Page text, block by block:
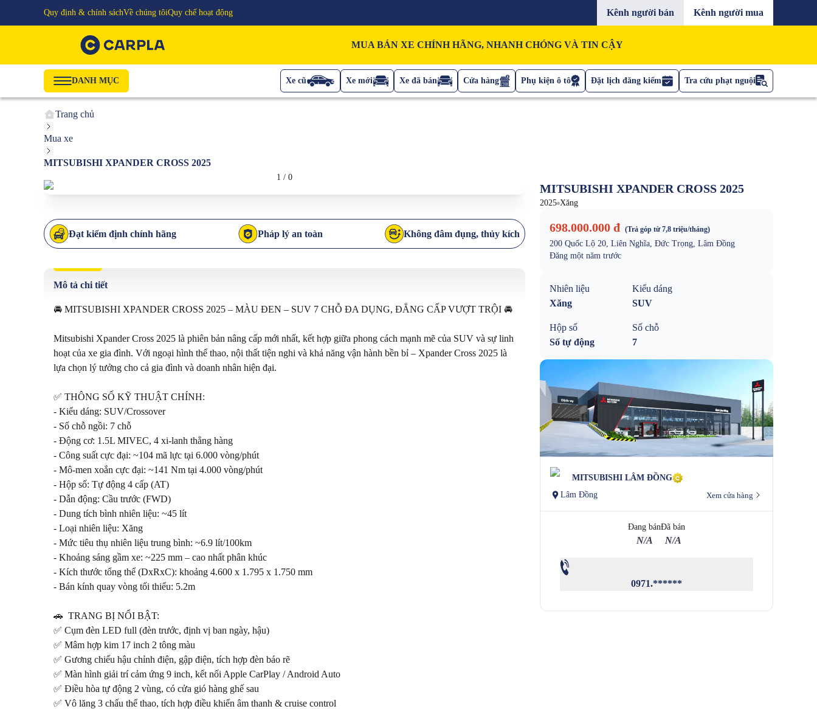
Quy định & chính sáchVề chúng tôiQuy chế hoạt động Kênh người bán Kênh người mua
MUA BÁN XE CHÍNH HÃNG, NHANH CHÓNG VÀ TIN CẬY
DANH MỤC Xe cũ Xe mới Xe đã bán Cửa hàng Phụ kiện ô tô Đặt lịch đăng kiểm Tra cứu phạt nguội
Trang chủ
Mua xe
MITSUBISHI XPANDER CROSS 2025
1 / 0
Đạt kiểm định chính hãng Pháp lý an toàn Không đâm đụng, thủy kích
Mô tả chi tiết
🚘 MITSUBISHI XPANDER CROSS 2025 – MÀU ĐEN – SUV 7 CHỖ ĐA DỤNG, ĐẲNG CẤP VƯỢT TRỘI 🚘
Mitsubishi Xpander Cross 2025 là phiên bản nâng cấp mới nhất, kết hợp giữa phong cách mạnh mẽ của SUV và sự linh
hoạt của xe gia đình. Với ngoại hình thể thao, nội thất tiện nghi và khả năng vận hành bền bỉ – Xpander Cross 2025 là
lựa chọn lý tưởng cho cả gia đình và doanh nhân hiện đại.
✅ THÔNG SỐ KỸ THUẬT CHÍNH:
- Kiểu dáng: SUV/Crossover
- Số chỗ ngồi: 7 chỗ
- Động cơ: 1.5L MIVEC, 4 xi-lanh thẳng hàng
- Công suất cực đại: ~104 mã lực tại 6.000 vòng/phút
- Mô-men xoắn cực đại: ~141 Nm tại 4.000 vòng/phút
- Hộp số: Tự động 4 cấp (AT)
- Dẫn động: Cầu trước (FWD)
- Dung tích bình nhiên liệu: ~45 lít
- Loại nhiên liệu: Xăng
- Mức tiêu thụ nhiên liệu trung bình: ~6.9 lít/100km
- Khoảng sáng gầm xe: ~225 mm – cao nhất phân khúc
- Kích thước tổng thể (DxRxC): khoảng 4.600 x 1.795 x 1.750 mm
- Bán kính quay vòng tối thiểu: 5.2m
🚗  TRANG BỊ NỔI BẬT:
✅ Cụm đèn LED full (đèn trước, định vị ban ngày, hậu)
✅ Mâm hợp kim 17 inch 2 tông màu
✅ Gương chiếu hậu chỉnh điện, gập điện, tích hợp đèn báo rẽ
✅ Màn hình giải trí cảm ứng 9 inch, kết nối Apple CarPlay / Android Auto
✅ Điều hòa tự động 2 vùng, có cửa gió hàng ghế sau
✅ Vô lăng 3 chấu thể thao, tích hợp điều khiển âm thanh & cruise control
MITSUBISHI XPANDER CROSS 2025
2025 Xăng
698.000.000 đ (Trả góp từ7,8 triệu/tháng)
200 Quốc Lộ 20, Liên Nghĩa, Đức Trọng, Lâm Đồng
Đăng một năm trước
Nhiên liệu
Xăng
Kiểu dáng
SUV
Hộp số
Số tự động
Số chỗ
7
MITSUBISHI LÂM ĐỒNG
Lâm Đồng
Xem cửa hàng
Đang bán
N/A
Đã bán
N/A
0971.******